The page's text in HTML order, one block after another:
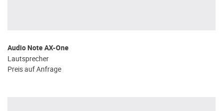
Audio Note AX-One
Lautsprecher
Preis auf Anfrage